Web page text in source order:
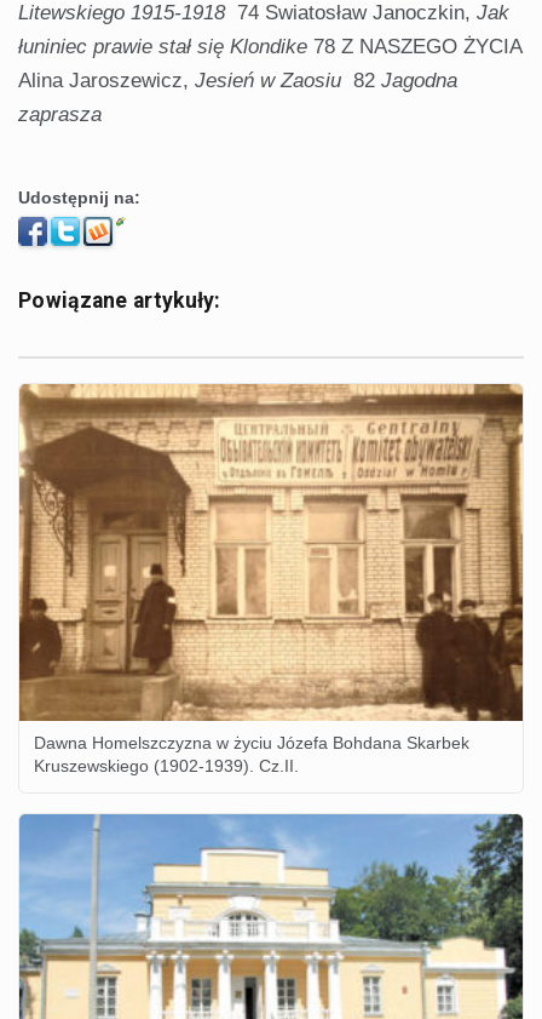
Litewskiego 1915-1918 74 Swiatosław Janoczkin, Jak
łuniniec prawie stał się Klondike 78 Z NASZEGO ŻYCIA
Alina Jaroszewicz, Jesień w Zaosiu 82 Jagodna
zaprasza
Udostępnij na:
Powiązane artykuły:
Dawna Homelszczyzna w życiu Józefa Bohdana Skarbek
Kruszewskiego (1902-1939). Cz.II.